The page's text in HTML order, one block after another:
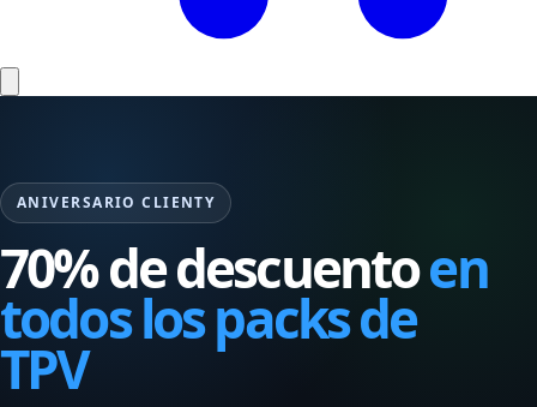
ANIVERSARIO CLIENTY
70% de descuentoen
todos los packs de
TPV